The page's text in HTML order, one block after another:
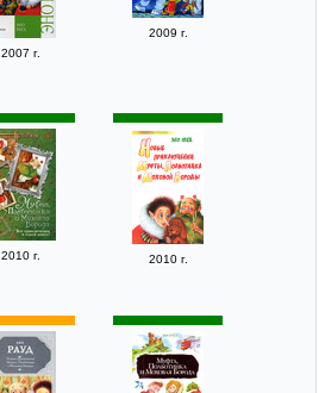
2007 г.
2009 г.
2010 г.
2010 г.